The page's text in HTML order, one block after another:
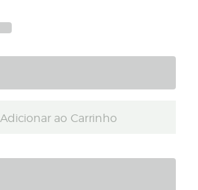
Adicionar ao Carrinho